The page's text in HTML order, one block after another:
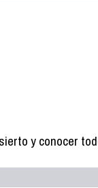
y conocer